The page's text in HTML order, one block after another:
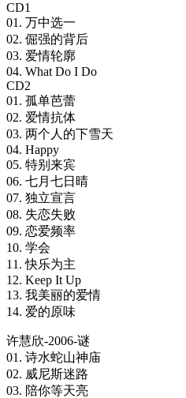
CD1
01. 万中选一
02. 倔强的背后
03. 爱情轮廓
04. What Do I Do
CD2
01. 孤单芭蕾
02. 爱情抗体
03. 两个人的下雪天
04. Happy
05. 特别来宾
06. 七月七日晴
07. 独立宣言
08. 失恋失败
09. 恋爱频率
10. 学会
11. 快乐为主
12. Keep It Up
13. 我美丽的爱情
14. 爱的原味
许慧欣-2006-谜
01. 诗水蛇山神庙
02. 威尼斯迷路
03. 陪你等天亮